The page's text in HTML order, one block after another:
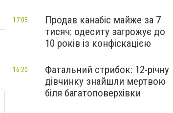
Продав канабіс майже за 7
тисяч: одеситу загрожує до
10 років із конфіскацією
17:05
Фатальний стрибок: 12-річну
дівчинку знайшли мертвою
біля багатоповерхівки
16:20